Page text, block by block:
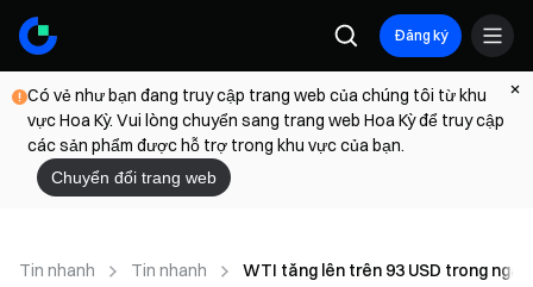
Đăng ký
Có vẻ như bạn đang truy cập trang web của chúng tôi từ khu
vực Hoa Kỳ. Vui lòng chuyển sang trang web Hoa Kỳ để truy cập
các sản phẩm được hỗ trợ trong khu vực của bạn.
Chuyển đổi trang web
Tin nhanh Tin nhanh WTI tăng lên trên 93 USD trong